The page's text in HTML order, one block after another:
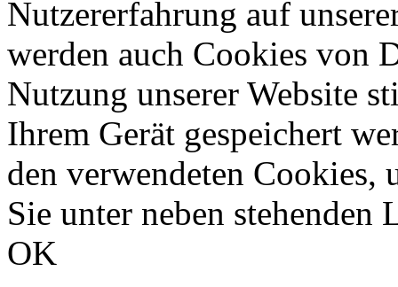
Nutzererfahrung auf
werden auch Cookies von
Nutzung unserer Website
Ihrem Gerät gespeichert
den verwendeten
Sie unter neben
OK